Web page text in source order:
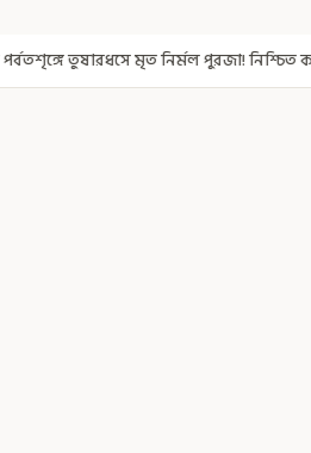
পুরজা! নিশ্চিত করল Elite Exped